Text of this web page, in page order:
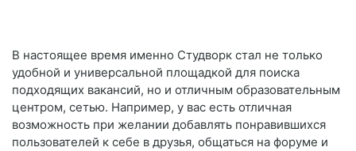
В настоящее время именно Студворк стал не только
удобной и универсальной площадкой для поиска
подходящих вакансий, но и отличным образовательным
центром, сетью. Например, у вас есть отличная
возможность при желании добавлять понравившихся
пользователей к себе в друзья, общаться на форуме и